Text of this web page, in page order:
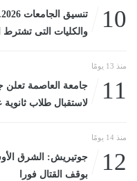
10
والكليات التى تشترط
منذ 13 يومًا
11
جامعة العاصمة تعلن
لاستقبال طلاب ثانوية
منذ 14 يومًا
12
جوتيريش: الشرق
بوقف القتال فورا